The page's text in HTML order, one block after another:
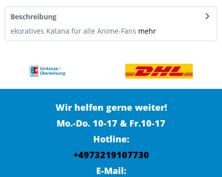
Beschreibung
ekoratives Katana für alle Anime-Fans mehr
Wir helfen gerne weiter!
Mo.-Do. 10-17 & Fr.10-17
Hotline:
+4973219107730
E-Mail: